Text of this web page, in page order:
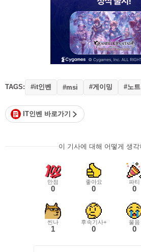
TAGS: #it인벤 #msi #게이밍 #노
IT인벤 바로가기
이 기사에 대해 어떻게 생
만점
0
좋아요
0
파티
0
씬나
1
후속기사+
0
울음
0